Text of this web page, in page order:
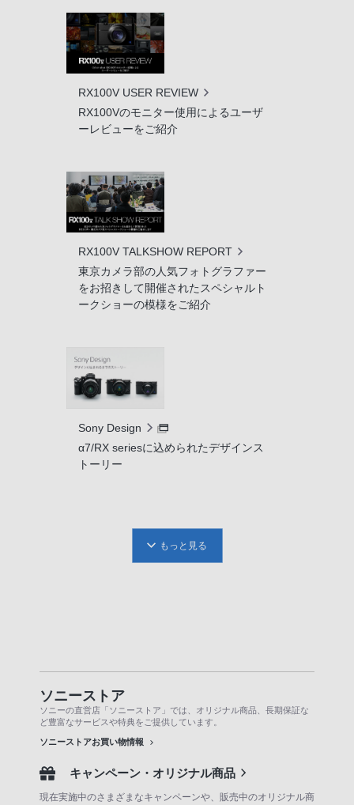
RX100V USER REVIEW
RX100Vのモニター使用によるユーザ
ーレビューをご紹介
RX100V TALKSHOW REPORT
東京カメラ部の人気フォトグラファー
をお招きして開催されたスペシャルト
ークショーの模様をご紹介
Sony Design
α7/RX seriesに込められたデザインス
トーリー
もっと見る
ソニーストア
ソニーの直営店「ソニーストア」では、オリジナル商品、長期保証な
ど豊富なサービスや特典をご提供しています。
ソニーストアお買い物情報
キャンペーン・オリジナル商品
現在実施中のさまざまなキャンペーンや、販売中のオリジナル商